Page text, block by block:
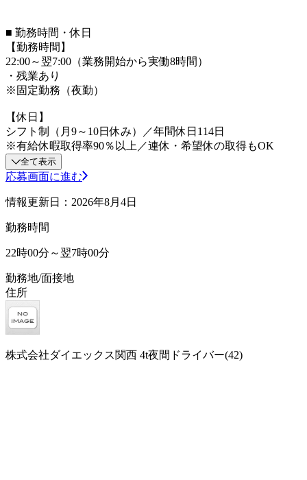
■ 勤務時間・休日
【勤務時間】
22:00～翌7:00（業務開始から実働8時間）
・残業あり
※固定勤務（夜勤）
【休日】
シフト制（月9～10日休み）／年間休日114日
※有給休暇取得率90％以上／連休・希望休の取得もOK
全て表示
応募画面に進む
情報更新日：2026年8月4日
勤務時間
22時00分～翌7時00分
勤務地/面接地
住所
株式会社ダイエックス関西 4t夜間ドライバー(42)